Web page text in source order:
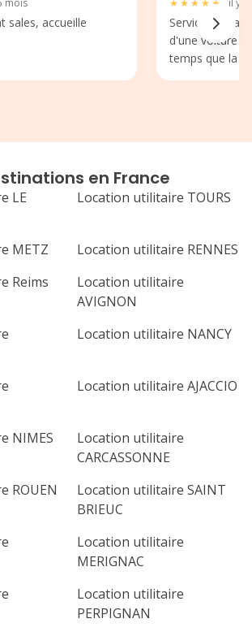
mois
sales, accueille
★ ★ ★ ★ ★ il y a
Service très
d'une voiture
temps que la
en France
LE
Location utilitaire TOURS
METZ
Location utilitaire RENNES
Reims
Location utilitaire
AVIGNON
Location utilitaire NANCY
Location utilitaire AJACCIO
NIMES
Location utilitaire
CARCASSONNE
ROUEN
Location utilitaire SAINT
BRIEUC
Location utilitaire
MERIGNAC
Location utilitaire
PERPIGNAN